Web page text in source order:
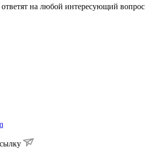
на любой интересующий вопрос